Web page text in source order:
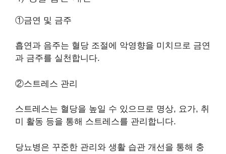
①금연 및 금주
흡연과 음주는 혈당 조절에 악영향을 미치므로 금연
과 금주를 실천합니다.
②스트레스 관리
스트레스는 혈당을 높일 수 있으므로 명상, 요가, 취
미 활동 등을 통해 스트레스를 관리합니다.
당뇨병은 꾸준한 관리와 생활 습관 개선을 통해 충